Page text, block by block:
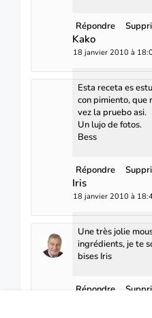
Répondre
Kako
18 janvier 2010 à
Esta receta es
con pimiento, que
vez la pruebo asi.
Un lujo de fotos.
Bess
Répondre
Iris
18 janvier 2010 à
Une très jolie
ingrédients, je te
bises Iris
Répondre